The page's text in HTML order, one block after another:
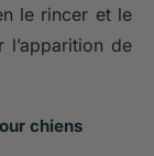
le rincer et le
de
chiens